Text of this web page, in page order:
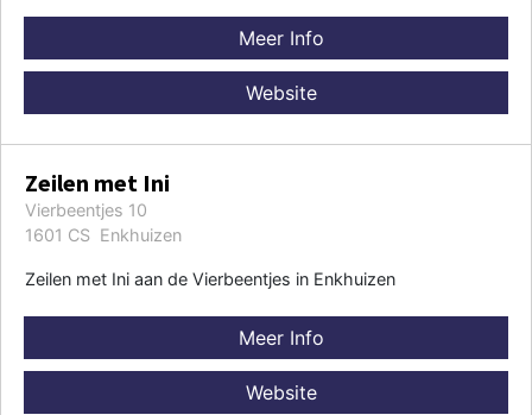
Meer Info
Website
Zeilen met Ini
Vierbeentjes 10
1601 CS Enkhuizen
Zeilen met Ini aan de Vierbeentjes in Enkhuizen
Meer Info
Website